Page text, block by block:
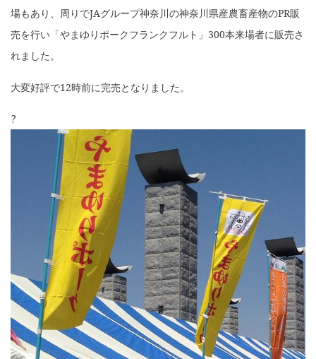
場もあり、周りでJAグループ神奈川の神奈川県産農畜産物のPR販
売を行い 「やまゆりポークフランクフルト」 300本来場者に販売さ
れました。
大変好評で12時前に完売となりました。
?